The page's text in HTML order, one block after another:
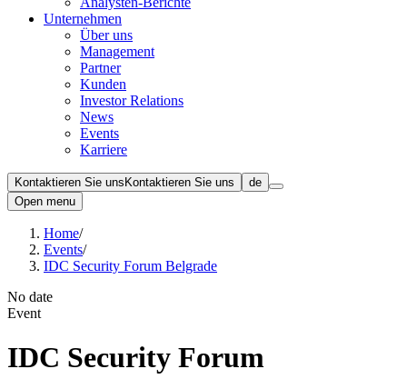
Unternehmen
Über uns
Management
Partner
Kunden
Investor Relations
News
Events
Karriere
Kontaktieren Sie uns Kontaktieren Sie uns
de
Open menu
Home/
Events/
IDC Security Forum Belgrade
No date
Event
IDC Security Forum